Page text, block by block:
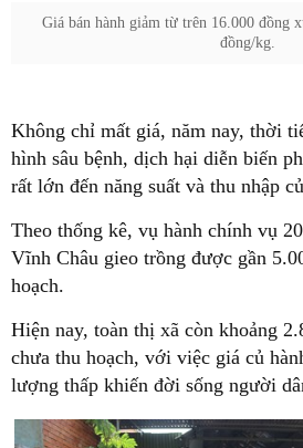
Giá bán hành giảm từ trên 16.000 đồng
đồng/kg.
Không chỉ mất giá, năm nay, thời
hình sâu bệnh, dịch hại diễn biến
rất lớn đến năng suất và thu nhập
Theo thống kê, vụ hành chính vụ
Vĩnh Châu gieo trồng được gần
hoạch.
Hiện nay, toàn thị xã còn khoảng
chưa thu hoạch, với việc giá củ
lượng thấp khiến đời sống người